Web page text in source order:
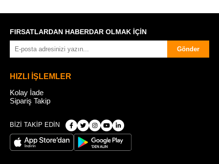
FIRSATLARDAN HABERDAR OLMAK İÇİN
Gönder
HIZLI İŞLEMLER
Kolay İade
Sipariş Takip
BİZİ TAKİP EDİN